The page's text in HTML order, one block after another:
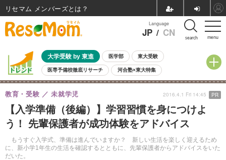
menu
Language
JP / CN search
大学受験 by 東進 医学部 東大受験
医専予備校徹底リサーチ 河合塾×東大特集
親子で考える大学選び 高校受験 中学受験 小学校受験
共通テスト 夏休み
8月開催イベント・WS 全国公立高校 過去問 人気記事
自由研究教材（小学生向け） 自由研究教材（中学生向け） ランキング
【入学準備（後編）】学習習慣を身につけよ
う！ 先輩保護者が成功体験をアドバイス
もうすぐ入学式、準備は進んでいますか？ 新しい生活を楽しく迎えるため
に、新小学1年生の生活を確認するとともに、先輩保護者からアドバイスをいた
だいた。
教育・受験 未就学児 2016.4.1 Fri 14:45 PR
リセマム メンバーズ